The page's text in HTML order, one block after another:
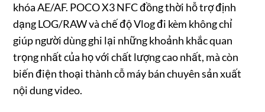
khóa AE/AF. POCO X3 NFC đồng thời hỗ trợ định
dạng LOG/RAW và chế độ Vlog đi kèm không chỉ
giúp người dùng ghi lại những khoảnh khắc quan
trọng nhất của họ với chất lượng cao nhất, mà còn
biến điện thoại thành cỗ máy bán chuyên sản xuất
nội dung video.